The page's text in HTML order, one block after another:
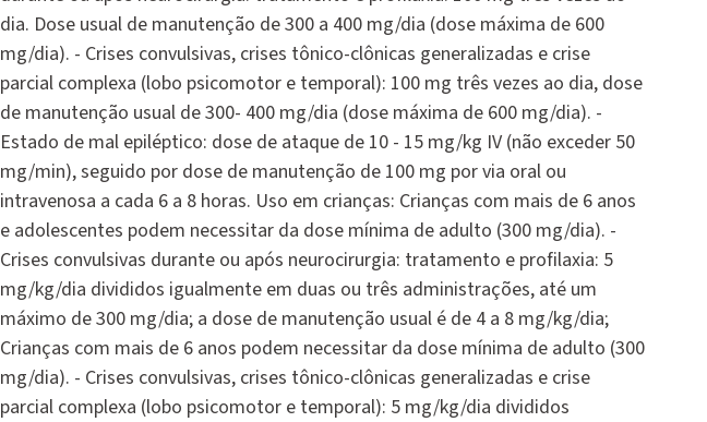
dia. Dose usual de manutenção de 300 a 400 mg/dia (dose máxima de 600
mg/dia). - Crises convulsivas, crises tônico-clônicas generalizadas e crise
parcial complexa (lobo psicomotor e temporal): 100 mg três vezes ao dia, dose
de manutenção usual de 300- 400 mg/dia (dose máxima de 600 mg/dia). -
Estado de mal epiléptico: dose de ataque de 10 - 15 mg/kg IV (não exceder 50
mg/min), seguido por dose de manutenção de 100 mg por via oral ou
intravenosa a cada 6 a 8 horas. Uso em crianças: Crianças com mais de 6 anos
e adolescentes podem necessitar da dose mínima de adulto (300 mg/dia). -
Crises convulsivas durante ou após neurocirurgia: tratamento e profilaxia: 5
mg/kg/dia divididos igualmente em duas ou três administrações, até um
máximo de 300 mg/dia; a dose de manutenção usual é de 4 a 8 mg/kg/dia;
Crianças com mais de 6 anos podem necessitar da dose mínima de adulto (300
mg/dia). - Crises convulsivas, crises tônico-clônicas generalizadas e crise
parcial complexa (lobo psicomotor e temporal): 5 mg/kg/dia divididos